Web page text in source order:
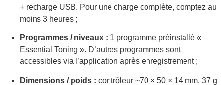
+ recharge USB. Pour une charge complète, comptez au
moins 3 heures ;
Programmes / niveaux : 1 programme préinstallé «
Essential Toning ». D’autres programmes sont
accessibles via l’application après enregistrement ;
Dimensions / poids : contrôleur ~70 × 50 × 14 mm, 37 g